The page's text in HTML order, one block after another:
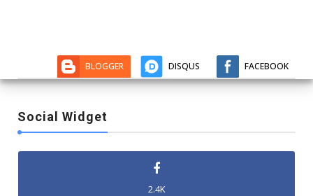
BLOGGER DISQUS FACEBOOK
Social Widget
2.4K